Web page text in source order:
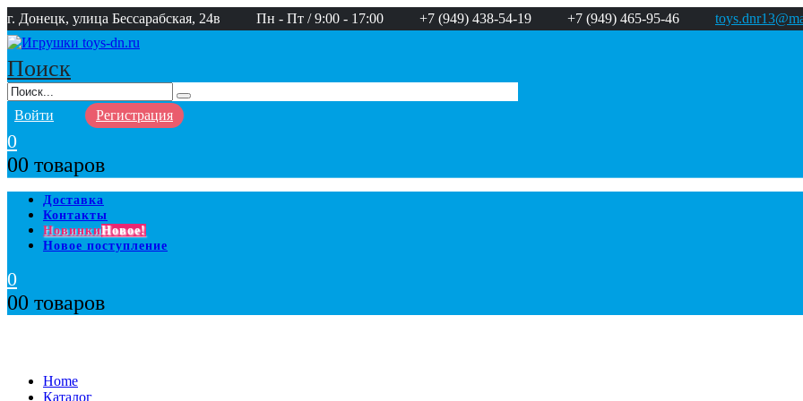
г. Донецк, улица Бессарабская, 24в Пн - Пт / 9:00 - 17:00 +7 (949) 438-54-19 +7 (949) 465-95-46
Поиск
Войти Регистрация
0
00 товаров
Доставка
Контакты
НовинкиНовое!
Новое поступление
0
00 товаров
Home
Каталог